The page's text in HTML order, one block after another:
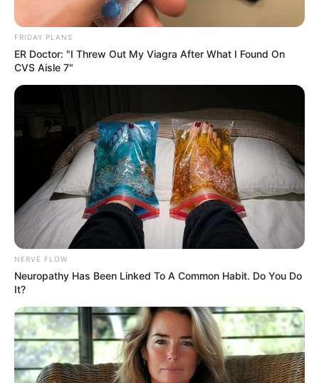
FRIDAY PLANS
ER Doctor: "I Threw Out My Viagra After What I Found On
CVS Aisle 7"
NERVE FLOW
Neuropathy Has Been Linked To A Common Habit. Do You Do
It?